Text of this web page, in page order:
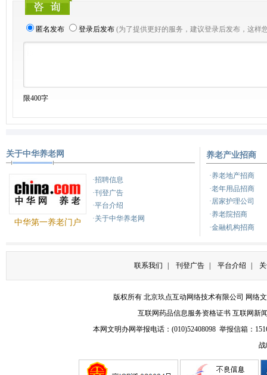
匿名发布 登录后发布 (为了提供更好的服务，建议登录后发布，这样
限400字
关于中华养老网
中华第一养老门户
·招聘信息
·刊登广告
·平台介绍
·关于中华养老网
养老产业招商
·养老地产招商
·老年用品招商
·居家护理公司
·养老院招商
·金融机构招商
联系我们 刊登广告 平台介绍
版权所有 北京玖点互动网络技术有限公司 网络
互联网药品信息服务资格证书 互联网新
本网文明办网举报电话：(010)52408098 举报信箱：